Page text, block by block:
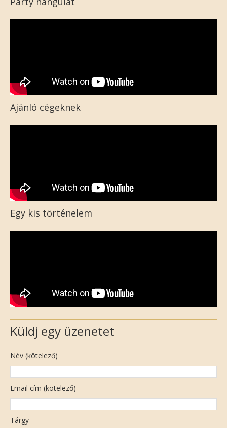
Ajánló cégeknek
Egy kis történelem
Küldj egy üzenetet
Név (kötelező)
Email cím (kötelező)
Tárgy